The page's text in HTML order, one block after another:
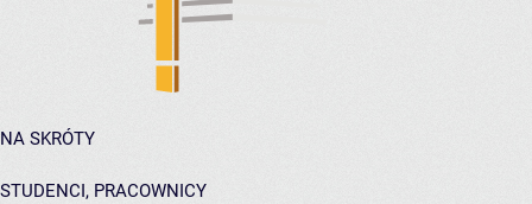
NA SKRÓTY
STUDENCI, PRACOWNICY